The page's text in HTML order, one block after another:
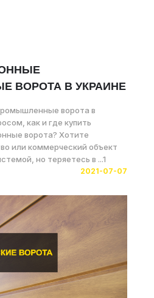
ВОРОТА В УКРАИНЕ
ворота в
как и где купить
ворота? Хотите
или коммерческий объект
но теряетесь в ...1
2021-07-07